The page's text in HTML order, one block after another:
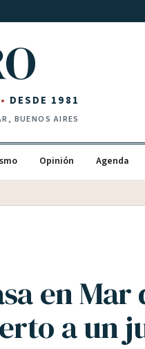
DESDE 1981
BUENOS AIRES
Opinión Agenda
en Mar
a un